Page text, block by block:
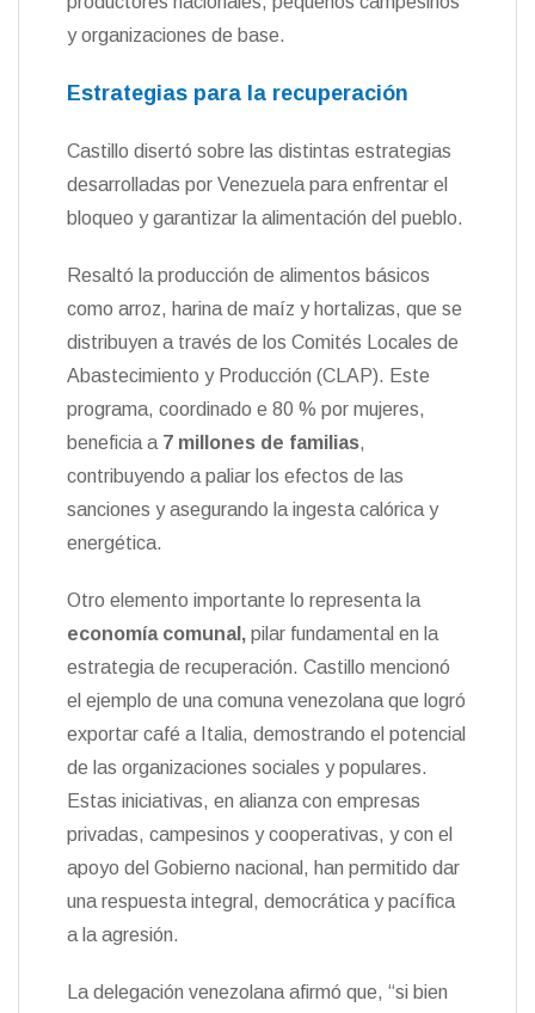
y organizaciones de base.
Estrategias para la recuperación
Castillo disertó sobre las distintas estrategias
desarrolladas por Venezuela para enfrentar el
bloqueo y garantizar la alimentación del pueblo.
Resaltó la producción de alimentos básicos
como arroz, harina de maíz y hortalizas, que se
distribuyen a través de los Comités Locales de
Abastecimiento y Producción (CLAP). Este
programa, coordinado e 80 % por mujeres,
beneficia a 7 millones de familias,
contribuyendo a paliar los efectos de las
sanciones y asegurando la ingesta calórica y
energética.
Otro elemento importante lo representa la
economía comunal, pilar fundamental en la
estrategia de recuperación. Castillo mencionó
el ejemplo de una comuna venezolana que logró
exportar café a Italia, demostrando el potencial
de las organizaciones sociales y populares.
Estas iniciativas, en alianza con empresas
privadas, campesinos y cooperativas, y con el
apoyo del Gobierno nacional, han permitido dar
una respuesta integral, democrática y pacífica
a la agresión.
La delegación venezolana afirmó que, “si bien